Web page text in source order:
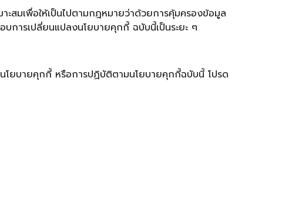
สมเพื่อให้เป็นไปตามกฎหมายว่าด้วยการคุ้มครองข้อมูล
การเปลี่ยนแปลงนโยบายคุกกี้ ฉบับนี้เป็นระยะ ๆ
โยบายคุกกี้ หรือการปฏิบัติตามนโยบายคุกกี้ฉบับนี้ โปรด